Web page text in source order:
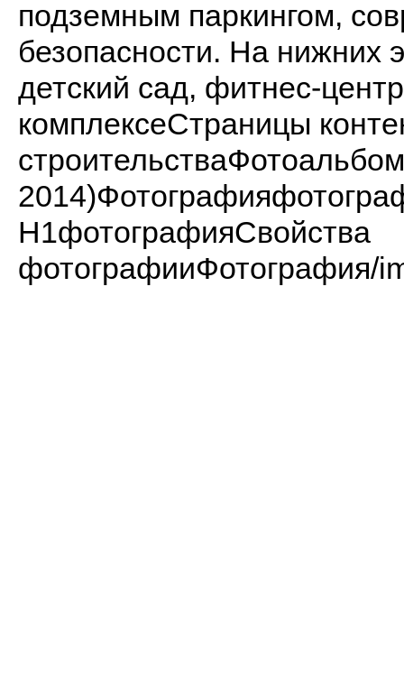
подземным паркингом,
безопасности. На нижних
детский сад, фитнес-
комплексеСтраницы
H1фотографияСвойства
фотографииФотография/